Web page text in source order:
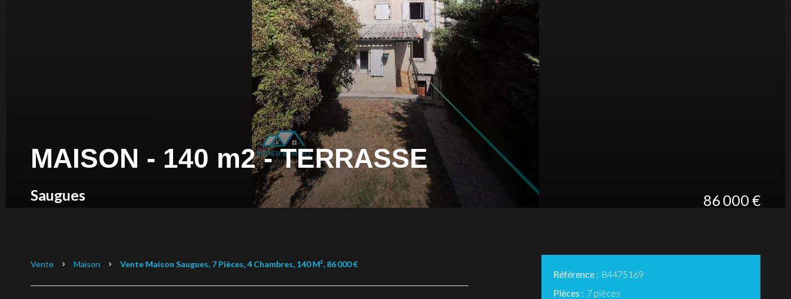
MAISON - 140 m2 - TERRASSE
Saugues 86 000 €
Vente Maison Vente Maison Saugues, 7 Pièces, 4 Chambres, 140 M², 86 000 €
Référence
84475169
Pièces
7 pièces